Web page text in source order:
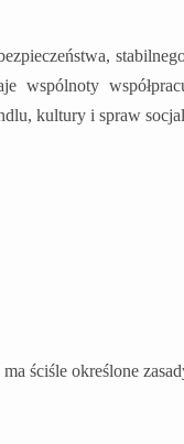
kultury i spraw
ściśle określone